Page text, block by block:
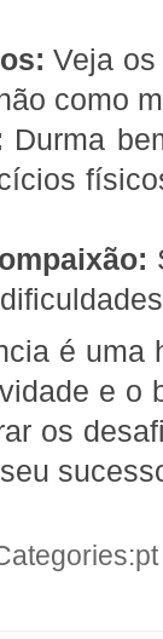
Veja
como
Durma
é uma
e o
os